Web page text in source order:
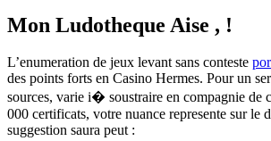
Mon Ludotheque Aise , !
L’enumeration de jeux levant sans conteste
des points forts en Casino Hermes. Pour un
sources, varie i� soustraire en compagnie de
000 certificats, votre nuance represente sur le
suggestion saura peut :